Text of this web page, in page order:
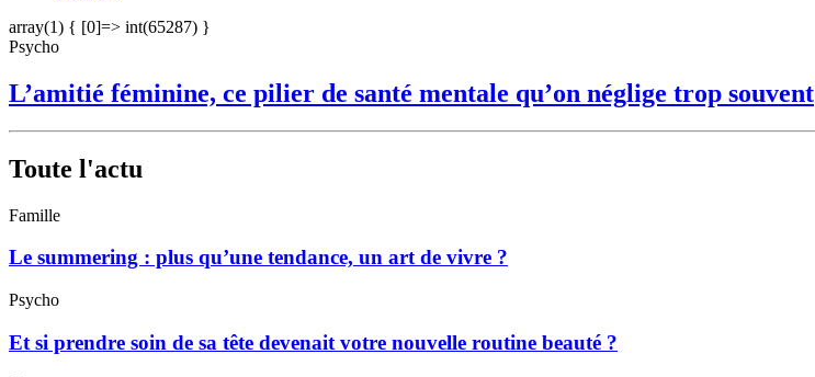
array(1) { [0]=> int(65287) }
Psycho
L’amitié féminine, ce pilier de santé mentale qu’on néglige trop souvent
Toute l'actu
Famille
Le summering : plus qu’une tendance, un art de vivre ?
Psycho
Et si prendre soin de sa tête devenait votre nouvelle routine beauté ?